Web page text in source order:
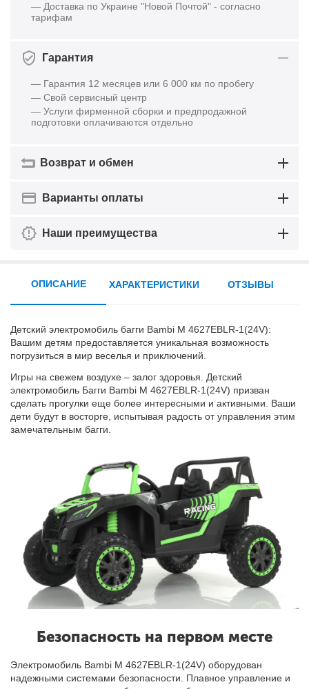
— Доставка по Украине "Новой Почтой" - согласно
тарифам
Гарантия
— Гарантия 12 месяцев или 6 000 км по пробегу
— Свой сервисный центр
— Услуги фирменной сборки и предпродажной
подготовки оплачиваются отдельно
Возврат и обмен
Варианты оплаты
Наши преимущества
ОПИСАНИЕ
Детский электромобиль багги Bambi M 4627EBLR-1(24V):
Вашим детям предоставляется уникальная возможность
погрузиться в мир веселья и приключений.
Игры на свежем воздухе – залог здоровья. Детский
электромобиль Багги Bambi M 4627EBLR-1(24V) призван
сделать прогулки еще более интересными и активными. Ваши
дети будут в восторге, испытывая радость от управления этим
замечательным багги.
Безопасность на первом месте
Электромобиль Bambi M 4627EBLR-1(24V) оборудован
надежными системами безопасности. Плавное управление и
ХАРАКТЕРИСТИКИ ОТЗЫВЫ